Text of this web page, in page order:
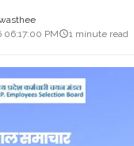
PM
1 minute read